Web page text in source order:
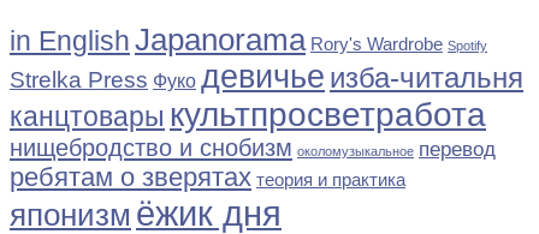
in EnglishJapanorama Rory's Wardrobe Spotify
Strelka Press Фуко девичье изба-читальня
канцтовары культпросветработа
нищебродство и снобизм околомузыкальное перевод
ребятам о зверятах теория и практика
японизм ёжик дня